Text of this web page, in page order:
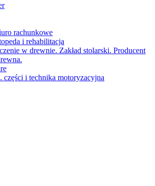
rachunkowe
i rehabilitacja
w drewnie. Zakład stolarski. Producent
części i technika motoryzacyjna